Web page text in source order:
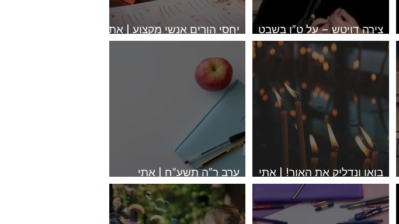
צירה דויטש – על ט”ו בשבט
וחינוך ילדים – גישת שפר
יחסי הורים אנשי מקצוע | אתי
רוזנצוייג
בואו ונדליק את האור! | אתי
רוזנצוייג
ערב ר”ה תשע”ח | אתי
רוזנצוייג